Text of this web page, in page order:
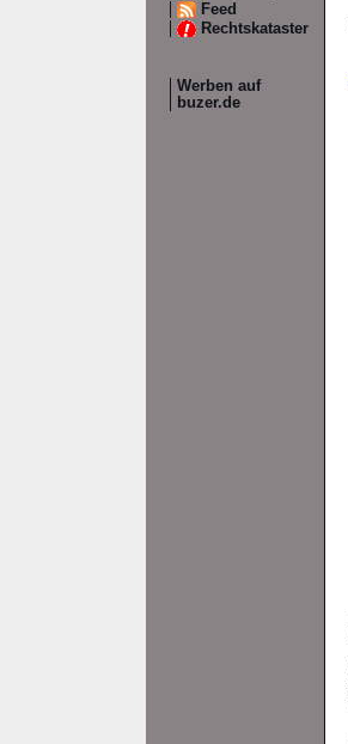
Feed
Rechtskataster
Werben auf
buzer.de